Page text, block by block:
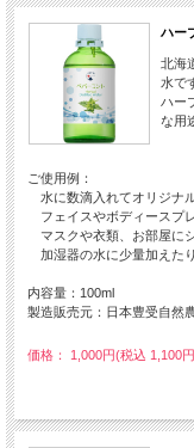
ハー
北海
水で
ハー
な用
ご使用例：
水に数滴入れてオリジナ
フェイスやボディースプ
マスクや衣類、お部屋に
加湿器の水に少量加えた
内容量：100ml
製造販売元：日本豊受自然
価格： 1,000円(税込 1,100